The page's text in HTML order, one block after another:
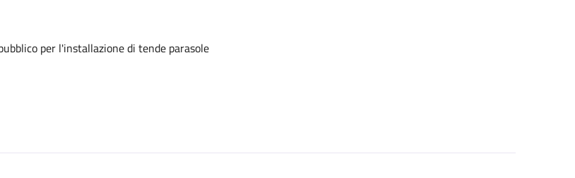
per l'installazione di tende parasole